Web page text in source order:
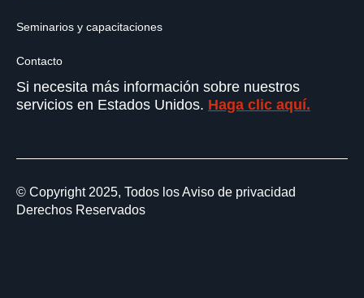
Seminarios y capacitaciones
Contacto
Si necesita más información sobre nuestros
servicios en Estados Unidos. Haga clic aquí.
© Copyright 2025, Todos los
Derechos Reservados
Aviso de privacidad